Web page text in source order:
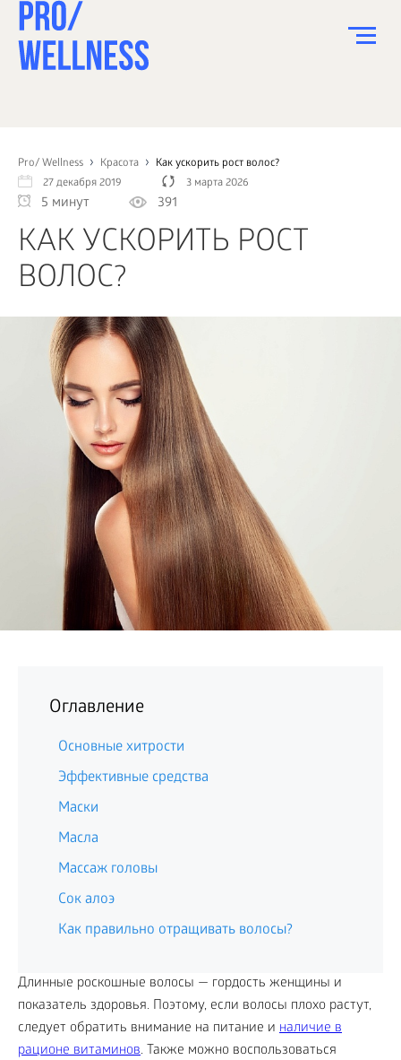
Pro/ Wellness Красота
Как ускорить рост волос?
27 декабря 2019
3 марта 2026
5 минут 391
КАК УСКОРИТЬ РОСТ
ВОЛОС?
Оглавление
Основные хитрости
Эффективные средства
Маски
Масла
Массаж головы
Сок алоэ
Как правильно отращивать волосы?
Длинные роскошные волосы — гордость женщины и
показатель здоровья. Поэтому, если волосы плохо растут,
следует обратить внимание на питание и наличие в
рационе витаминов. Также можно воспользоваться
СПОРТ
ЗДОРОВЬЕ
КРАСОТА
ПСИХОЛОГИЯ
ДОМ
КАК?
БИЗНЕС